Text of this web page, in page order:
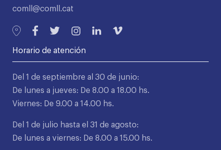
comll@comll.cat
Horario de atención
Del 1 de septiembre al 30 de junio:
De lunes a jueves: De 8.00 a 18.00 hs.
Viernes: De 9.00 a 14.00 hs.
Del 1 de julio hasta el 31 de agosto:
De lunes a viernes: De 8.00 a 15.00 hs.